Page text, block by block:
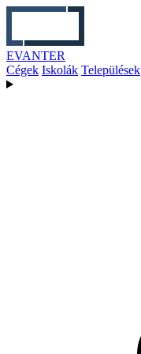
EVANTER
Cégek Iskolák Települések